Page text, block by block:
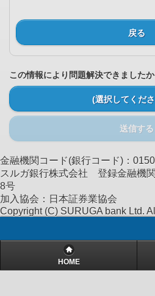
戻る
この情報により問題解決できましたか
(選択してくだ
送信する
金融機関コード(銀行コード)：
スルガ銀行株式会社 登録金融機
8号
加入協会：日本証券業協会
Copyright (C) SURUGA bank Ltd.
HOME